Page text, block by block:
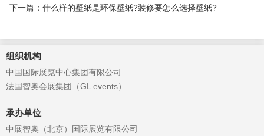
下一篇：什么样的壁纸是环保壁纸?装修要怎么选择壁纸?
组织机构
中国国际展览中心集团有限公司
法国智奥会展集团（GL events）
承办单位
中展智奥（北京）国际展览有限公司